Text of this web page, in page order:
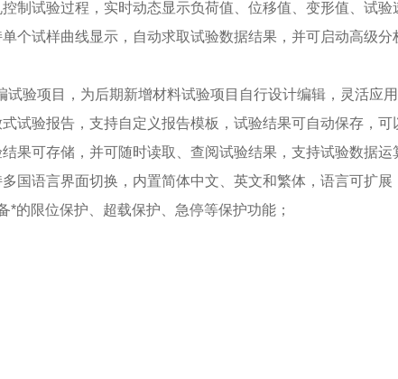
制试验过程，实时动态显示负荷值、位移值、变形值、试验
个试样曲线显示，自动求取试验数据结果，并可启动高级
试验项目，为后期新增材料试验项目自行设计编辑，灵活应
试验报告，支持自定义报告模板，试验结果可自动保存，可
果可存储，并可随时读取、查阅试验结果，支持试验数据运
国语言界面切换，内置简体中文、英文和繁体，语言可扩展
*的限位保护、超载保护、急停等保护功能；